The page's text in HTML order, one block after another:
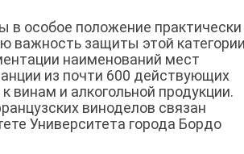
в особое положение практически
важность защиты этой категории
наименований мест
из почти 600 действующих
винам и алкогольной продукции.
виноделов связан
Университета города Бордо